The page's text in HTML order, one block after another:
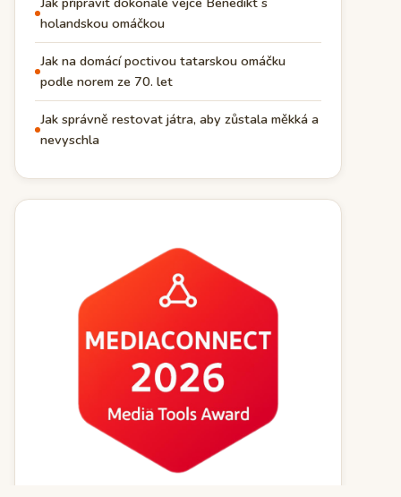
holandskou omáčkou
Jak na domácí poctivou tatarskou omáčku
podle norem ze 70. let
Jak správně restovat játra, aby zůstala měkká a
nevyschla